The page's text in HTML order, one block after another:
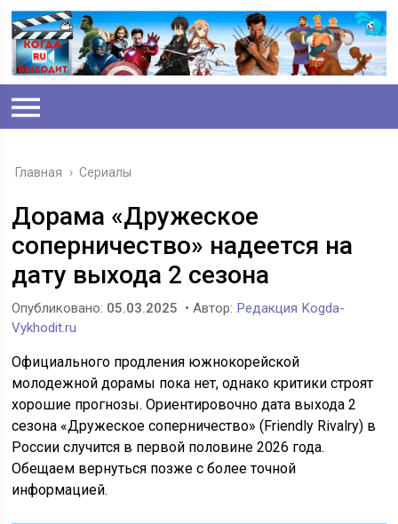
Главная › Сериалы
Дорама «Дружеское
соперничество» надеется на
дату выхода 2 сезона
Опубликовано: 05.03.2025 • Автор: Редакция Kogda-
Vykhodit.ru
Официального продления южнокорейской
молодежной дорамы пока нет, однако критики строят
хорошие прогнозы. Ориентировочно дата выхода 2
сезона «Дружеское соперничество» (Friendly Rivalry) в
России случится в первой половине 2026 года.
Обещаем вернуться позже с более точной
информацией.